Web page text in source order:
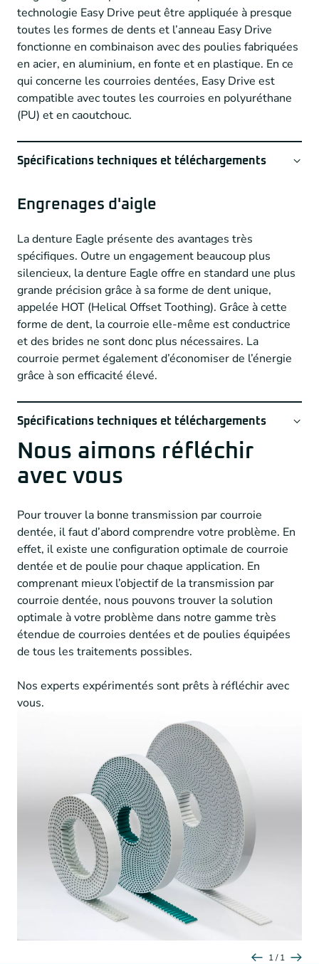
Materiaal
riem
Thermoplast Polyuréthane e Neoprène
Preneurs
Mogelijk bij Thermoplast PU riemen
Couverture
dent
NFT = Nylon option
Couverture
dorsale
Possible avec Thermoplast PU
Megadyne_rubber_open_ended_belts
Megadyne_Megalinear_belts
technologie Easy Drive peut être appliquée à presque
toutes les formes de dents et l’anneau Easy Drive
fonctionne en combinaison avec des poulies fabriquées
en acier, en aluminium, en fonte et en plastique. En ce
qui concerne les courroies dentées, Easy Drive est
compatible avec toutes les courroies en polyuréthane
(PU) et en caoutchouc.
Spécifications techniques et téléchargements
mogelijk
Type matériel
courroie
En PU mais également en
Type denture
T, AT, HTD, RPP, MXL…XXH
Trouve-iciplus d’info concernant Easy Drive.
Easy-Drive-General-Catalogus
Engrenages d'aigle
La denture Eagle présente des avantages très
spécifiques. Outre un engagement beaucoup plus
silencieux, la denture Eagle offre en standard une plus
grande précision grâce à sa forme de dent unique,
appelée HOT (Helical Offset Toothing). Grâce à cette
forme de dent, la courroie elle-même est conductrice
et des brides ne sont donc plus nécessaires. La
courroie permet également d’économiser de l’énergie
grâce à son efficacité élevé.
Spécifications techniques et téléchargements
Tandvorm
Eagle, steek 5M, 8M, 10M en 14M
Materiel
PU thermoplast
Couverture
dents
Standard en nylon (NFT)
Exécution
Open end sur longeur et éventuellement
avec soudage
Les cordes
En acier
Megadyne_qst_system
Elatech-Eagle-PU-timing-belt
Nous aimons réfléchir
avec vous
Pour trouver la bonne transmission par courroie
dentée, il faut d’abord comprendre votre problème. En
effet, il existe une configuration optimale de courroie
dentée et de poulie pour chaque application. En
comprenant mieux l’objectif de la transmission par
courroie dentée, nous pouvons trouver la solution
optimale à votre problème dans notre gamme très
étendue de courroies dentées et de poulies équipées
de tous les traitements possibles.
Nos experts expérimentés sont prêts à réfléchir avec
vous.
1 / 1